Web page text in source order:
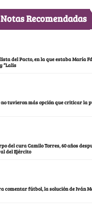
Notas Recomendadas
del Pacto, en la que estaba María
“Lalis
no tuvieron más opción que criticar la
del cura Camilo Torres, 60 años
del Ejército
comentar fútbol, la solución de Iván